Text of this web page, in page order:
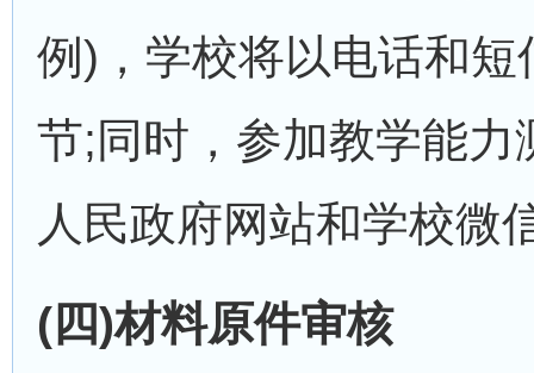
例)，学校将以电话和
节;同时，参加教学能
人民政府网站和学校微
(四)材料原件审核